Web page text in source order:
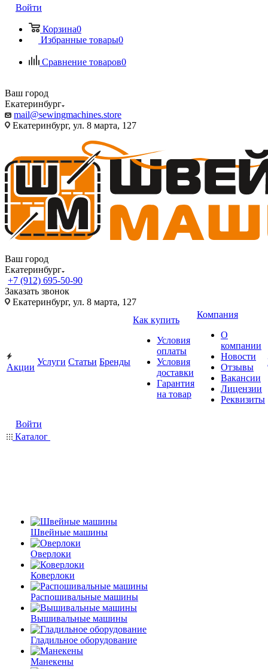
Войти
Корзина0
Избранные товары0
Сравнение товаров0
Ваш город
Екатеринбург
mail@sewingmachines.store
Екатеринбург, ул. 8 марта, 127
Ваш город
Екатеринбург
+7 (912) 695-50-90
Заказать звонок
Екатеринбург, ул. 8 марта, 127
Акции
Услуги Статьи Бренды
Как купить
Условия
оплаты
Условия
доставки
Гарантия
на товар
Компания
О
компании
Новости
Отзывы
Вакансии
Лицензии
Реквизиты
Войти
Каталог
Швейные машины
Оверлоки
Коверлоки
Распошивальные машины
Вышивальные машины
Гладильное оборудование
Манекены